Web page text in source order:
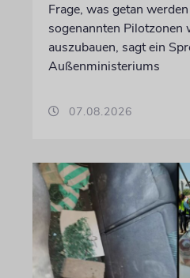
Frage, was getan
sogenannten Pilotzonen
auszubauen, sagt ein
Außenministeriums
07.08.2026